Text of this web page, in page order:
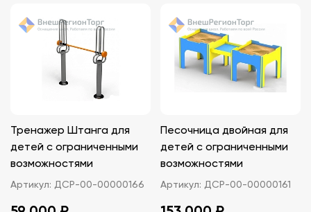
Тренажер Штанга для
детей с ограниченными
возможностями
Артикул: ДСР-00-00000166
Песочница двойная для
детей с ограниченными
возможностями
Артикул: ДСР-00-00000161